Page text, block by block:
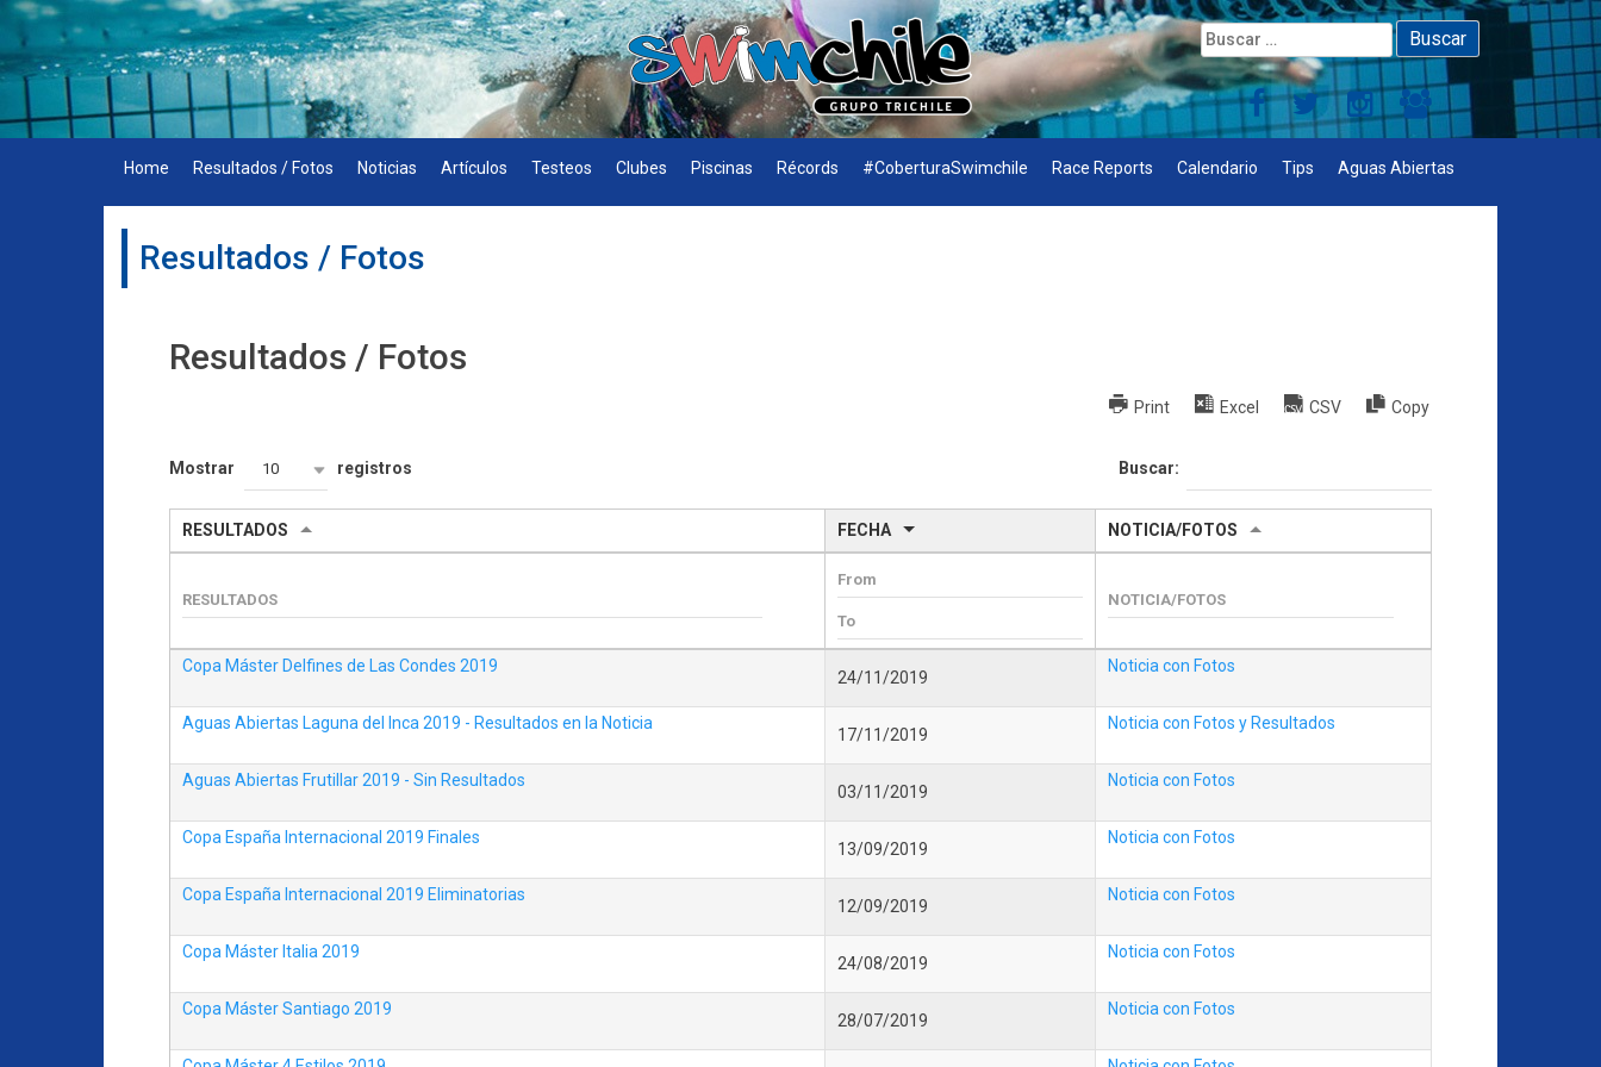
Skip
content
Buscar:
Home Resultados / Fotos Noticias Artículos Testeos Clubes Piscinas Récords #CoberturaSwimchile Race Reports Calendario Tips Aguas Abiertas
Resultados / Fotos
Resultados / Fotos
Print Excel CSV Copy
Mostrar 10 registros Buscar:
RESULTADOS FECHA NOTICIA/FOTOS
Copa Máster Delfines de Las Condes 2019
24/11/2019
Noticia con Fotos
Aguas Abiertas Laguna del Inca 2019 - Resultados en la Noticia
17/11/2019
Noticia con Fotos y Resultados
Aguas Abiertas Frutillar 2019 - Sin Resultados
03/11/2019
Noticia con Fotos
Copa España Internacional 2019 Finales
13/09/2019
Noticia con Fotos
Copa España Internacional 2019 Eliminatorias
12/09/2019
Noticia con Fotos
Copa Máster Italia 2019
24/08/2019
Noticia con Fotos
Copa Máster Santiago 2019
28/07/2019
Noticia con Fotos